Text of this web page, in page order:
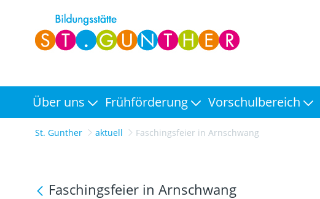
Über uns Frühförderung Vorschulbereich
St. Gunther aktuell Faschingsfeier in Arnschwang
Faschingsfeier in Arnschwang